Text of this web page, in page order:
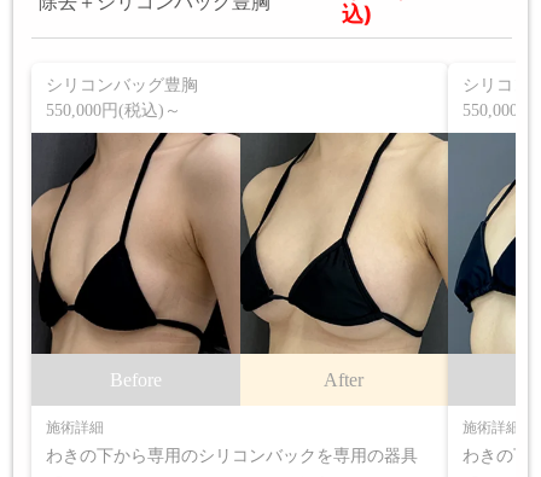
込)
シリコンバッグ豊胸
550,000円(税込)～
Before After
施術詳細
わきの下から専用のシリコンバックを専用の器具
シリコン
550,000
施術詳細
わきの下